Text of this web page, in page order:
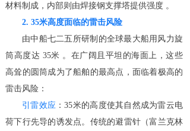
材料制成，内部则由焊接钢支撑塔提供强度 。
2. 35米高度面临的雷击风险
由中船七二五所研制的全球最大船用风力旋
筒高度达 35米 。在广阔且平坦的海面上，这些
高耸的圆筒成为了船舶的最高点，面临着极高的
雷击风险：
引雷效应 ：35米的高度使其自然成为雷云电
荷下行先导的诱发点。传统的避雷针（富兰克林